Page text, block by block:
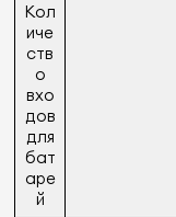
Кол
иче
ств
о
вхо
дов
для
бат
аре
й